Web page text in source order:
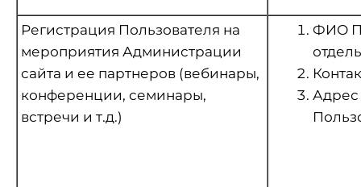
Регистрация Пользователя на
мероприятия Администрации
сайта и ее партнеров (вебинары,
конференции, семинары,
встречи и т.д.)
ФИО
Адрес